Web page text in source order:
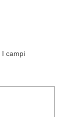
I campi